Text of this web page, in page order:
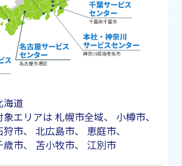
海道
象エリアは 札幌市全域、 小樽市、
狩市、 北広島市、 恵庭市、
歳市、 苫小牧市、 江別市